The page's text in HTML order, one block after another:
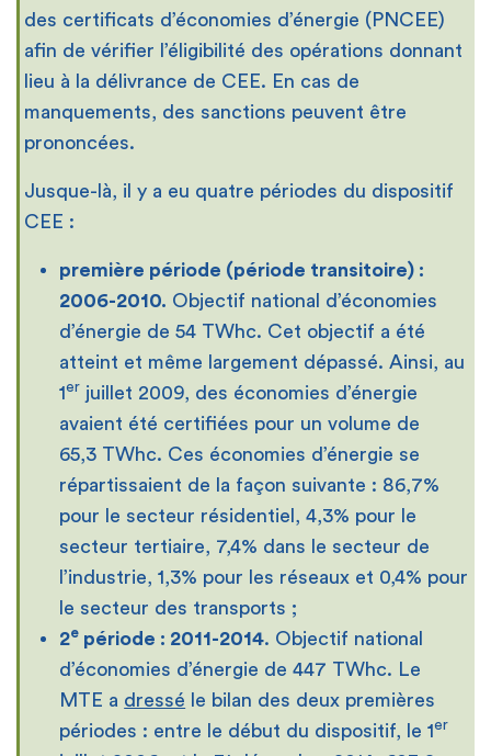
des certificats d’économies d’énergie (PNCEE)
afin de vérifier l’éligibilité des opérations donnant
lieu à la délivrance de CEE. En cas de
manquements, des sanctions peuvent être
prononcées.
Jusque-là, il y a eu quatre périodes du dispositif
CEE :
première période (période transitoire) :
2006-2010. Objectif national d’économies
d’énergie de 54 TWhc. Cet objectif a été
atteint et même largement dépassé. Ainsi, au
1er juillet 2009, des économies d’énergie
avaient été certifiées pour un volume de
65,3 TWhc. Ces économies d’énergie se
répartissaient de la façon suivante : 86,7%
pour le secteur résidentiel, 4,3% pour le
secteur tertiaire, 7,4% dans le secteur de
l’industrie, 1,3% pour les réseaux et 0,4% pour
le secteur des transports ;
2e période : 2011-2014. Objectif national
d’économies d’énergie de 447 TWhc. Le
MTE a dressé le bilan des deux premières
périodes : entre le début du dispositif, le 1er